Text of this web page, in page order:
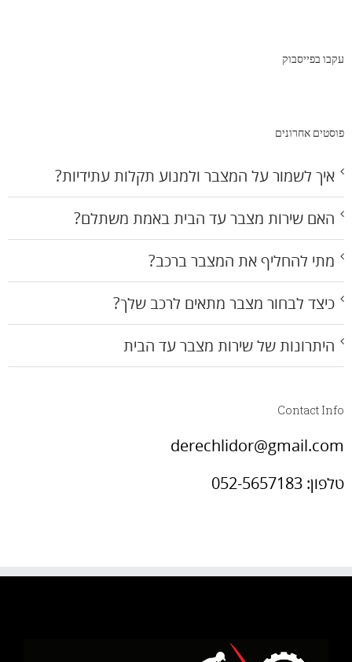
עקבו בפייסבוק
פוסטים אחרונים
איך לשמור על המצבר ולמנוע תקלות עתידיות?
האם שירות מצבר עד הבית באמת משתלם?
מתי להחליף את המצבר ברכב?
כיצד לבחור מצבר מתאים לרכב שלך?
היתרונות של שירות מצבר עד הבית
Contact Info
derechlidor@gmail.com
טלפון: 052-5657183